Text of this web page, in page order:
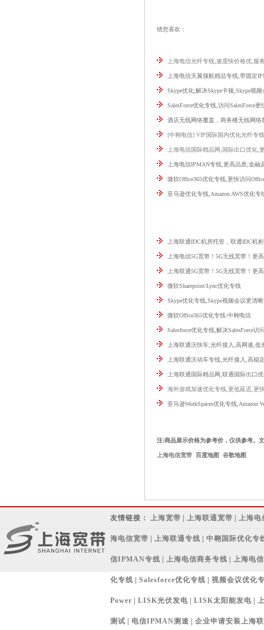
猜您喜欢：
上海电信光纤专线,速度快价格优,服
上海电信天翼领航精品专线,带固定
Skype优化,解决Skype卡顿,Skype视
SalesForce优化专线,访问SalesForce更
酒店无线网络覆盖，商务楼无线网络
[中翱电信] VIP国际国内优化光纤专线
上海电信国际精品网,国际出口优化,
上海电信IPMAN专线,更高品质,金融
微软Office365优化专线,更快访问
亚马逊优化专线,Amazon AWS优化专
上海联通IDC机房托管，联通IDC机
上海电信5G宽带！5G无线宽带！更
上海联通5G宽带！5G无线宽带！更
微软Sharepoint/Lync优化专线
Skype优化专线,Skype视频会议更清
微软Office365优化专线-中翱电信
Salesforce优化专线,解决SalesForce访
上海联通沃快车,光纤接入,高网速,低
上海联通沃动车专线,光纤接入,高稳
上海联通国际精品网,联通国际出口
海外游戏加速优化专线,更低延迟,更
亚马逊WorkSpaces优化专线,Amazon
注:商品展示价格为参考价，仅供参考。
上海电信宽带 百度地图 谷歌地图
友情链接： 上海宽带 | 上海联通宽带 | 上海
海电信宽带 | 上海联通专线 | 中翱国际优化专
信IPMAN专线 | 上海电信商务专线 | 上海电
化专线 | Salesforce优化专线 | 视频会议优化
Power | LISK光伏发电 | LISK太阳能发电 |
测试 | 电信IPMAN测速 | 企业申请安装上海